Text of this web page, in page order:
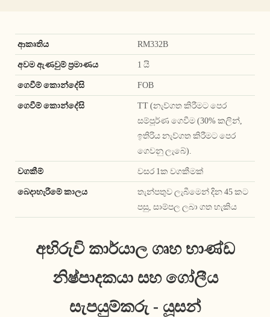
ආකෘතිය RM332B
අවම ඇණවුම් ප්‍රමාණය 1 යි
ගෙවීම් කොන්දේසි FOB
ගෙවීම් කොන්දේසි
TT (නැව්ගත කිරීමට පෙර
සම්පූර්ණ ගෙවීම (30% කලින්,
ඉතිරිය නැව්ගත කිරීමට පෙර
ගෙවනු ලැබේ).
වගකීම් වසර 1ක වගකීමක්
බෙදාහැරීමේ කාලය
තැන්පතුව ලැබීමෙන් දින 45 කට
පසු, සාම්පල ලබා ගත හැකිය
අභිරුචි කාර්යාල ගෘහ භාණ්ඩ
නිෂ්පාදකයා සහ ගෝලීය
සැපයුම්කරු - යූසන්